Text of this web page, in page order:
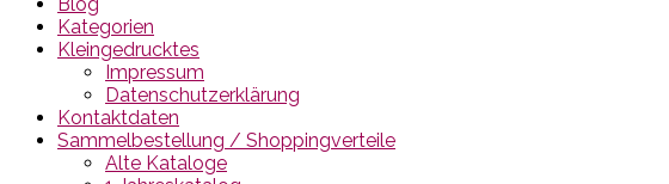
Kategorien
Kleingedrucktes
Impressum
Datenschutzerklärung
Kontaktdaten
Sammelbestellung / Shoppingverteile
Alte Kataloge